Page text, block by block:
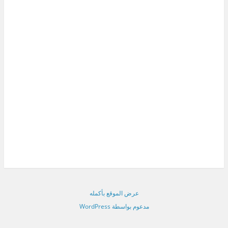
عرض الموقع بأكمله
مدعوم بواسطة WordPress